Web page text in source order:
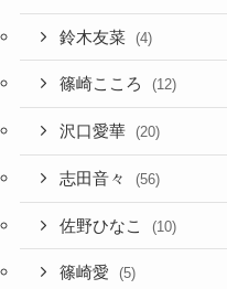
鈴木友菜 (4)
篠崎こころ (12)
沢口愛華 (20)
志田音々 (56)
佐野ひなこ (10)
篠崎愛 (5)